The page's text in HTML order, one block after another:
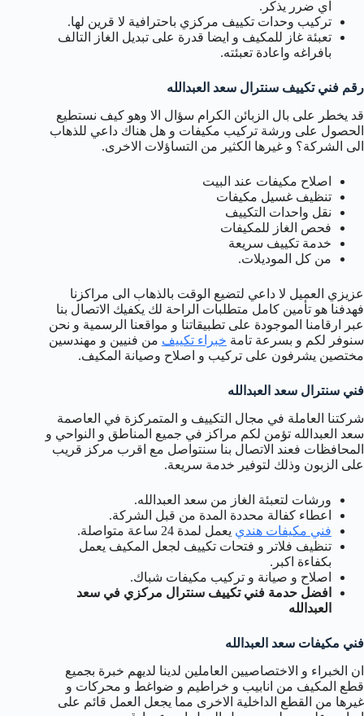
اي ضرر يذكر.
تركيب وحدات تكييف مركزي باحترافية لا قرين لها.
تعبئة غاز للمكيف و ايضا قدرة على تبديل الغاز التالف
بافراغه واعادة تعبئته.
رقم فني تكييف سنترال سعد العبدالله
قد يخطر على بال الزبائن الكرام سؤال الا وهو كيف نستطيع
الحصول على ورشة تركيب مكيفات و هل هناك داعي للذهاب
الى الشركة؟ و غيرها الكثير من التساؤلات الاخرى.
اصلاح مكيفات عند البيت
تنظيف غسيل مكيفات
نقل واحدات التكييف
فحص الغاز للمكيفات
خدمة تكييف سريعة
من كل الموديلات.
عزيزي العميل لا داعي لتضيع الوقت بالذهاب الى مراكزنا
فهدفنا هو تأمين كامل متطلبات الراحة لك يكفيك الاتصال بنا
عبر ارقامنا الموجودة على تطبيقاتنا و مواقعنا الرسمية و نحن
سنوفر لكم و بسرعة تامة خبراء تكييف من فنيين و مهندسين
مختصين يشرفون على تركيب و اصلاح وصيانة المكيف.
فني سنترال سعد العبدالله
شركتنا العاملة في مجال التكييف و المتمركزة في العاصمة
سعد العبدالله تؤمن لكم مراكز في جميع المناطق و النواحي و
المحافظات فعند الاتصال بنا سنتواصل مع اقرب مركز قريب
على الزبون وذلك لتوفير خدمة سريعة.
ورشات لتعبئة الغاز من سعد العبدالله.
اعطاء كفالة محددة المدة من قبل الشركة.
فني مكيفات هندي يعمل لمدة 24 ساعة متواصلة.
تنظيف فلاتر و فتحات تكييف لجعل المكيف يعمل
بكفاءة اكبر.
اصلاح و صيانة و تركيب مكيفات شباك.
افضل حدمة فني تكييف سنترال مركزي في سعد
العبدالله
فني مكيفات سعد العبدالله
ان الخبراء و الاختصاصيين العاملين لدينا لديهم خبرة بجميع
قطع المكيف من انابيب و خراطيم و ضواغط و محركات و
غيرها من القطع الداخلية الاخرى مما يجعل العمل قائم على